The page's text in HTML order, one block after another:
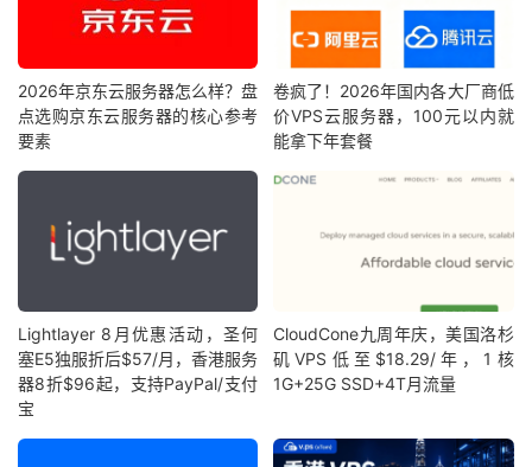
2026年京东云服务器怎么样？盘
点选购京东云服务器的核心参考
要素
卷疯了！2026年国内各大厂商低
价VPS云服务器，100元以内就
能拿下年套餐
Lightlayer 8月优惠活动，圣何
塞E5独服折后$57/月，香港服务
器8折$96起，支持PayPal/支付
宝
CloudCone九周年庆，美国洛杉
矶VPS低至$18.29/年，1核
1G+25G SSD+4T月流量